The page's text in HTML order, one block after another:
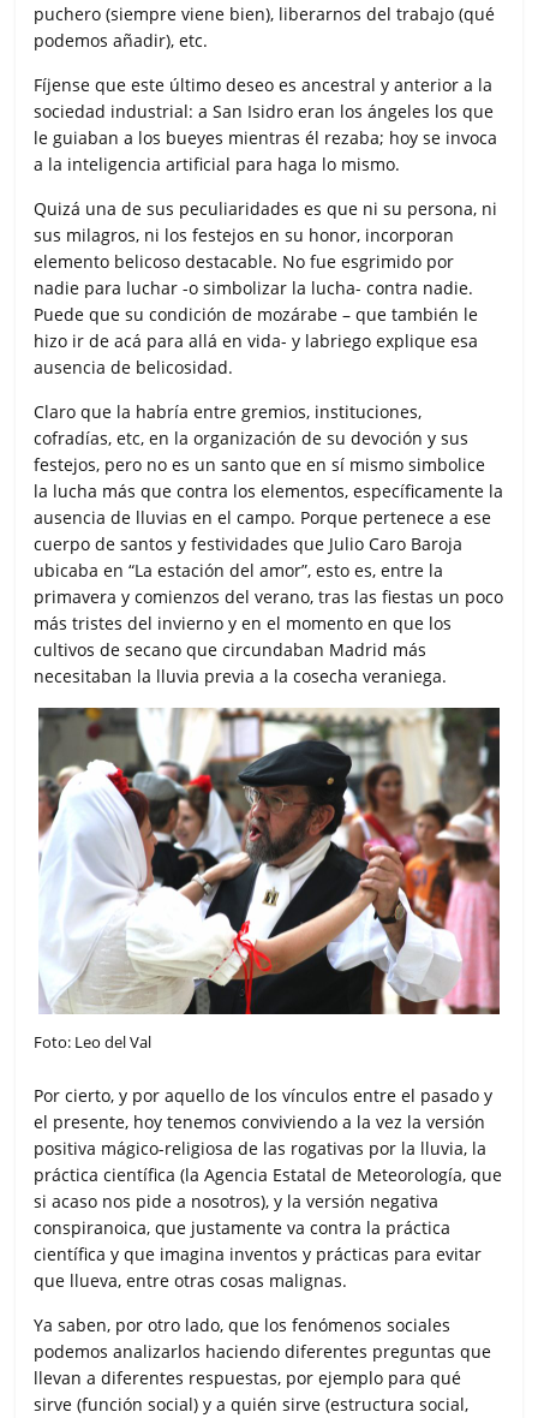
puchero (siempre viene bien), liberarnos del trabajo (qué
podemos añadir), etc.
Fíjense que este último deseo es ancestral y anterior a la
sociedad industrial: a San Isidro eran los ángeles los que
le guiaban a los bueyes mientras él rezaba; hoy se invoca
a la inteligencia artificial para haga lo mismo.
Quizá una de sus peculiaridades es que ni su persona, ni
sus milagros, ni los festejos en su honor, incorporan
elemento belicoso destacable. No fue esgrimido por
nadie para luchar -o simbolizar la lucha- contra nadie.
Puede que su condición de mozárabe – que también le
hizo ir de acá para allá en vida- y labriego explique esa
ausencia de belicosidad.
Claro que la habría entre gremios, instituciones,
cofradías, etc, en la organización de su devoción y sus
festejos, pero no es un santo que en sí mismo simbolice
la lucha más que contra los elementos, específicamente la
ausencia de lluvias en el campo. Porque pertenece a ese
cuerpo de santos y festividades que Julio Caro Baroja
ubicaba en “La estación del amor”, esto es, entre la
primavera y comienzos del verano, tras las fiestas un poco
más tristes del invierno y en el momento en que los
cultivos de secano que circundaban Madrid más
necesitaban la lluvia previa a la cosecha veraniega.
Foto: Leo del Val
Por cierto, y por aquello de los vínculos entre el pasado y
el presente, hoy tenemos conviviendo a la vez la versión
positiva mágico-religiosa de las rogativas por la lluvia, la
práctica científica (la Agencia Estatal de Meteorología, que
si acaso nos pide a nosotros), y la versión negativa
conspiranoica, que justamente va contra la práctica
científica y que imagina inventos y prácticas para evitar
que llueva, entre otras cosas malignas.
Ya saben, por otro lado, que los fenómenos sociales
podemos analizarlos haciendo diferentes preguntas que
llevan a diferentes respuestas, por ejemplo para qué
sirve (función social) y a quién sirve (estructura social,